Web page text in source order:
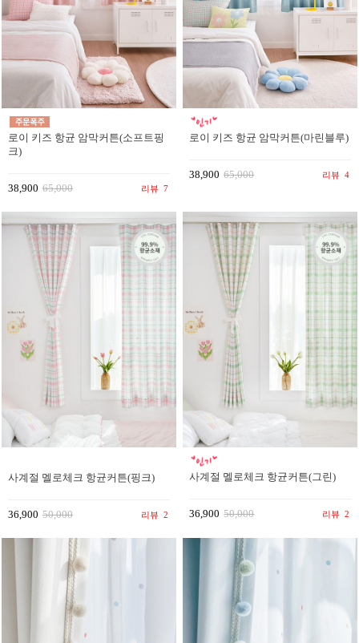
로이 키즈 항균 암막커튼(소프트핑
크)
38,900 65,000 리뷰 7
로이 키즈 항균 암막커튼(마린블루)
38,900 65,000 리뷰 4
사계절 멜로체크 항균커튼(핑크)
36,900 50,000 리뷰 2
사계절 멜로체크 항균커튼(그린)
36,900 50,000 리뷰 2